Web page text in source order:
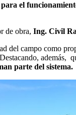
el
de obra, Ing. Civil
del campo como
además,
parte del sistema.